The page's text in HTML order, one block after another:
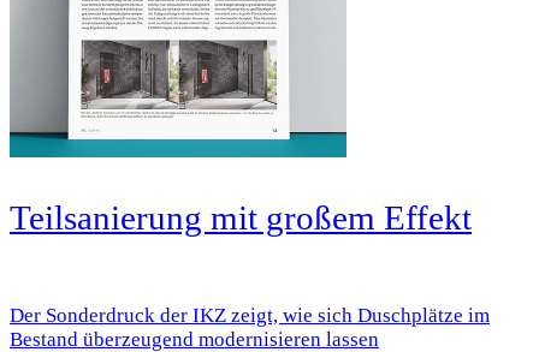
Teilsanierung mit großem Effekt
Der Sonderdruck der IKZ zeigt, wie sich Duschplätze im
Bestand überzeugend modernisieren lassen